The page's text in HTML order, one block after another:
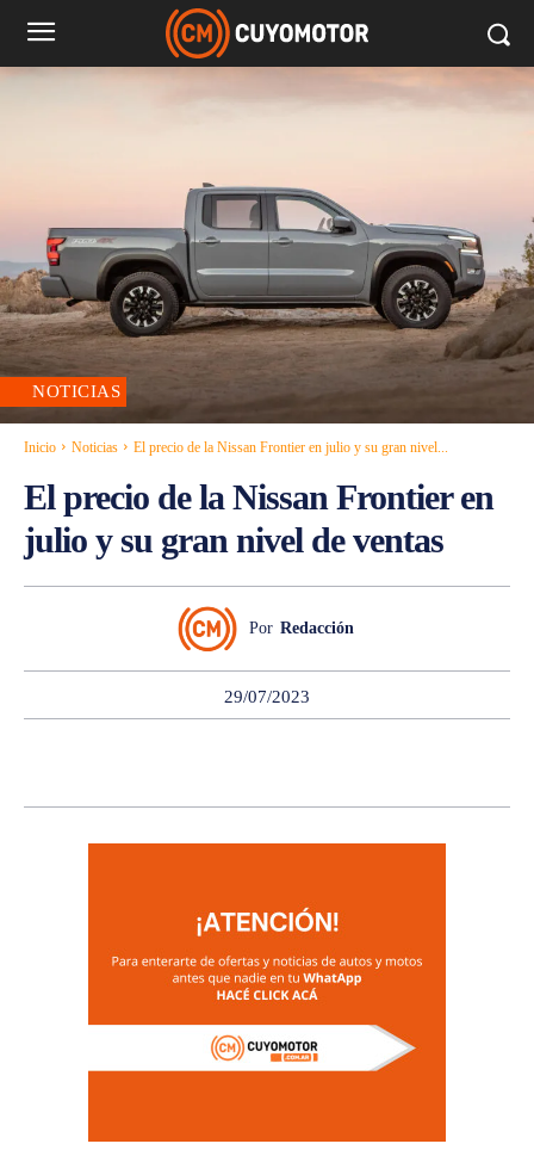
NOTICIAS
Inicio Noticias El precio de la Nissan Frontier en julio y su gran nivel...
El precio de la Nissan Frontier en
julio y su gran nivel de ventas
Por Redacción
29/07/2023